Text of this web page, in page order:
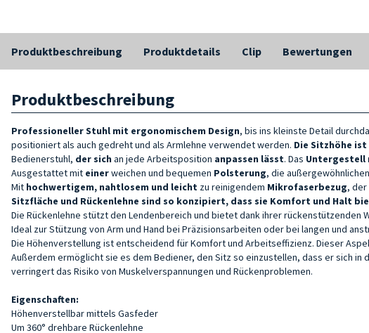
Produktbeschreibung Produktdetails Clip Bewertungen
Produktbeschreibung
Professioneller Stuhl mit ergonomischem Design, bis ins kleinste Detail
positioniert als auch gedreht und als Armlehne verwendet werden. Die Sitzhöhe ist
Bedienerstuhl, der sich an jede Arbeitsposition anpassen lässt. Das Untergestell
Ausgestattet mit einerweichen und bequemen Polsterung, die
Mit hochwertigem, nahtlosem und leicht zu reinigendem Mikrofaserbezug,
Sitzfläche und Rückenlehne sind so konzipiert, dass sie Komfort und Halt
Die Rückenlehne stützt den Lendenbereich und bietet dank ihrer rückenstützenden
Ideal zur Stützung von Arm und Hand bei Präzisionsarbeiten oder bei langen und
Die Höhenverstellung ist entscheidend für Komfort und Arbeitseffizienz. Dieser
Außerdem ermöglicht sie es dem Bediener, den Sitz so einzustellen, dass er sich
verringert das Risiko von Muskelverspannungen und Rückenproblemen.
Eigenschaften:
Höhenverstellbar mittels Gasfeder
Um 360° drehbare Rückenlehne